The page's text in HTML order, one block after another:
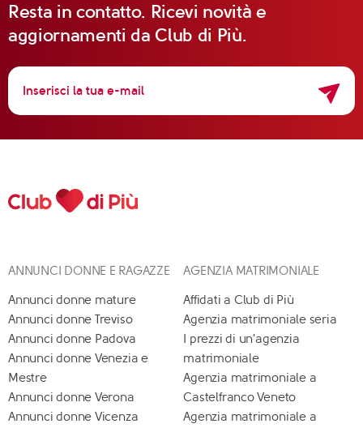
Resta in contatto. Ricevi novità e
aggiornamenti da Club di Più.
ANNUNCI DONNE E RAGAZZE
Annunci donne mature
Annunci donne Treviso
Annunci donne Padova
Annunci donne Venezia e
Mestre
Annunci donne Verona
Annunci donne Vicenza
AGENZIA MATRIMONIALE
Affidati a Club di Più
Agenzia matrimoniale seria
I prezzi di un'agenzia
matrimoniale
Agenzia matrimoniale a
Castelfranco Veneto
Agenzia matrimoniale a